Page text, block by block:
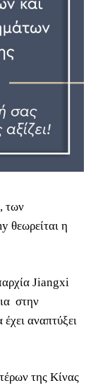
των
θεωρείται η
Jiangxi
στην
αναπτύξει
της Κίνας